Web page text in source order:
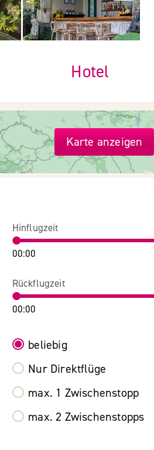
Hotel
Karte anzeigen
Hinflugzeit
00:00
Rückflugzeit
00:00
beliebig
Nur Direktflüge
max. 1 Zwischenstopp
max. 2 Zwischenstopps